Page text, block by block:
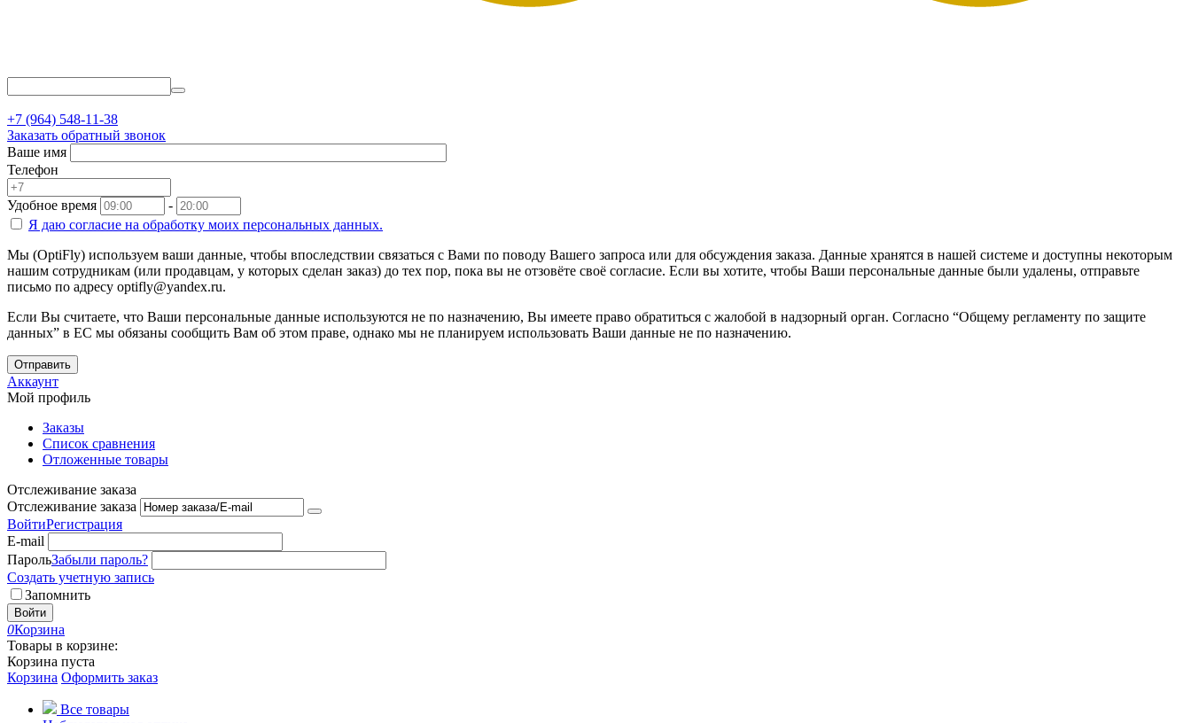
+7 (964) 548-11-38
Заказать обратный звонок
Ваше имя
Телефон
Удобное время
-
Я даю согласие на обработку моих персональных данных.
Мы (OptiFly) используем ваши данные, чтобы впоследствии связаться с Вами по поводу Вашего запроса или для обсуждения заказа. Данные хранятся в нашей системе и доступны некоторым
нашим сотрудникам (или продавцам, у которых сделан заказ) до тех пор, пока вы не отзовёте своё согласие. Если вы хотите, чтобы Ваши персональные данные были удалены, отправьте
письмо по адресу optifly@yandex.ru.
Если Вы считаете, что Ваши персональные данные используются не по назначению, Вы имеете право обратиться с жалобой в надзорный орган. Согласно “Общему регламенту по защите
данных” в ЕС мы обязаны сообщить Вам об этом праве, однако мы не планируем использовать Ваши данные не по назначению.
Отправить
Аккаунт
Мой профиль
Заказы
Список сравнения
Отложенные товары
Отслеживание заказа
Отслеживание заказа
ВойтиРегистрация
E-mail
ПарольЗабыли пароль?
Создать учетную запись
Запомнить
Войти
0Корзина
Товары в корзине:
Корзина пуста
Корзина Оформить заказ
Все товары